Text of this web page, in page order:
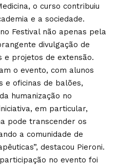
o curso contribuiu
e a sociedade.
Festival não apenas pela
divulgação de
e projetos de extensão.
o evento, com alunos
e oficinas de balões,
humanização no
em particular,
pode transcender os
a comunidade de
destacou Pieroni.
no evento foi